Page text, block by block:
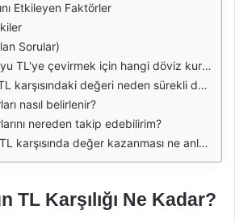
Etkileyen Faktörler
Sorular)
çevirmek için hangi döviz kuru kullanılmalıdır?
değeri neden sürekli değişiyor?
nasıl belirlenir?
nereden takip edebilirim?
değer kazanması ne anlama geliyor?
TL Karşılığı Ne Kadar?